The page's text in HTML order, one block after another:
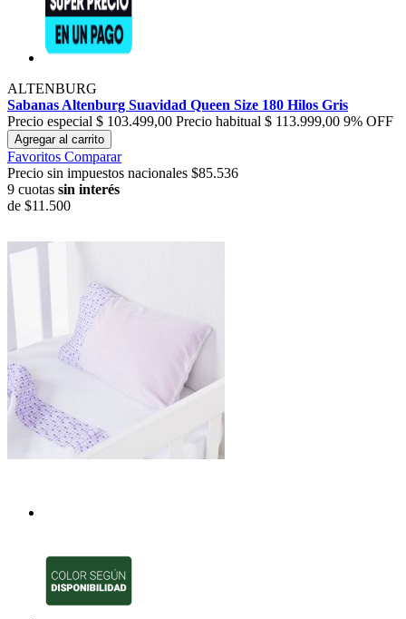
ALTENBURG
Sabanas Altenburg Suavidad Queen Size 180 Hilos Gris
Precio especial $ 103.499,00 Precio habitual $ 113.999,00 9% OFF
Agregar al carrito
Favoritos Comparar
Precio sin impuestos nacionales $85.536
9 cuotas sin interés
de $11.500